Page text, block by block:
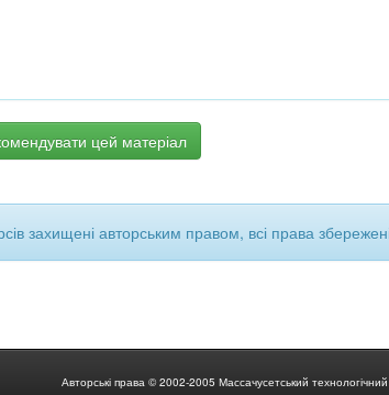
цей матеріал
захищені авторським правом, всі права
Авторські права © 2002-2005 Массачусетський